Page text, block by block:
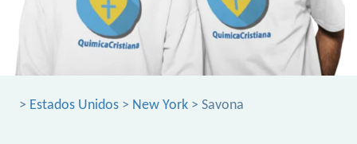
> Estados Unidos > New York > Savona